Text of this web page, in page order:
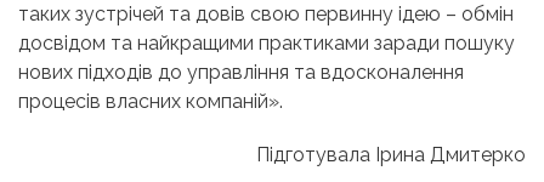
таких зустрічей та довів свою первинну ідею – обмін
досвідом та найкращими практиками заради пошуку
нових підходів до управління та вдосконалення
процесів власних компаній».
Підготувала Ірина Дмитерко